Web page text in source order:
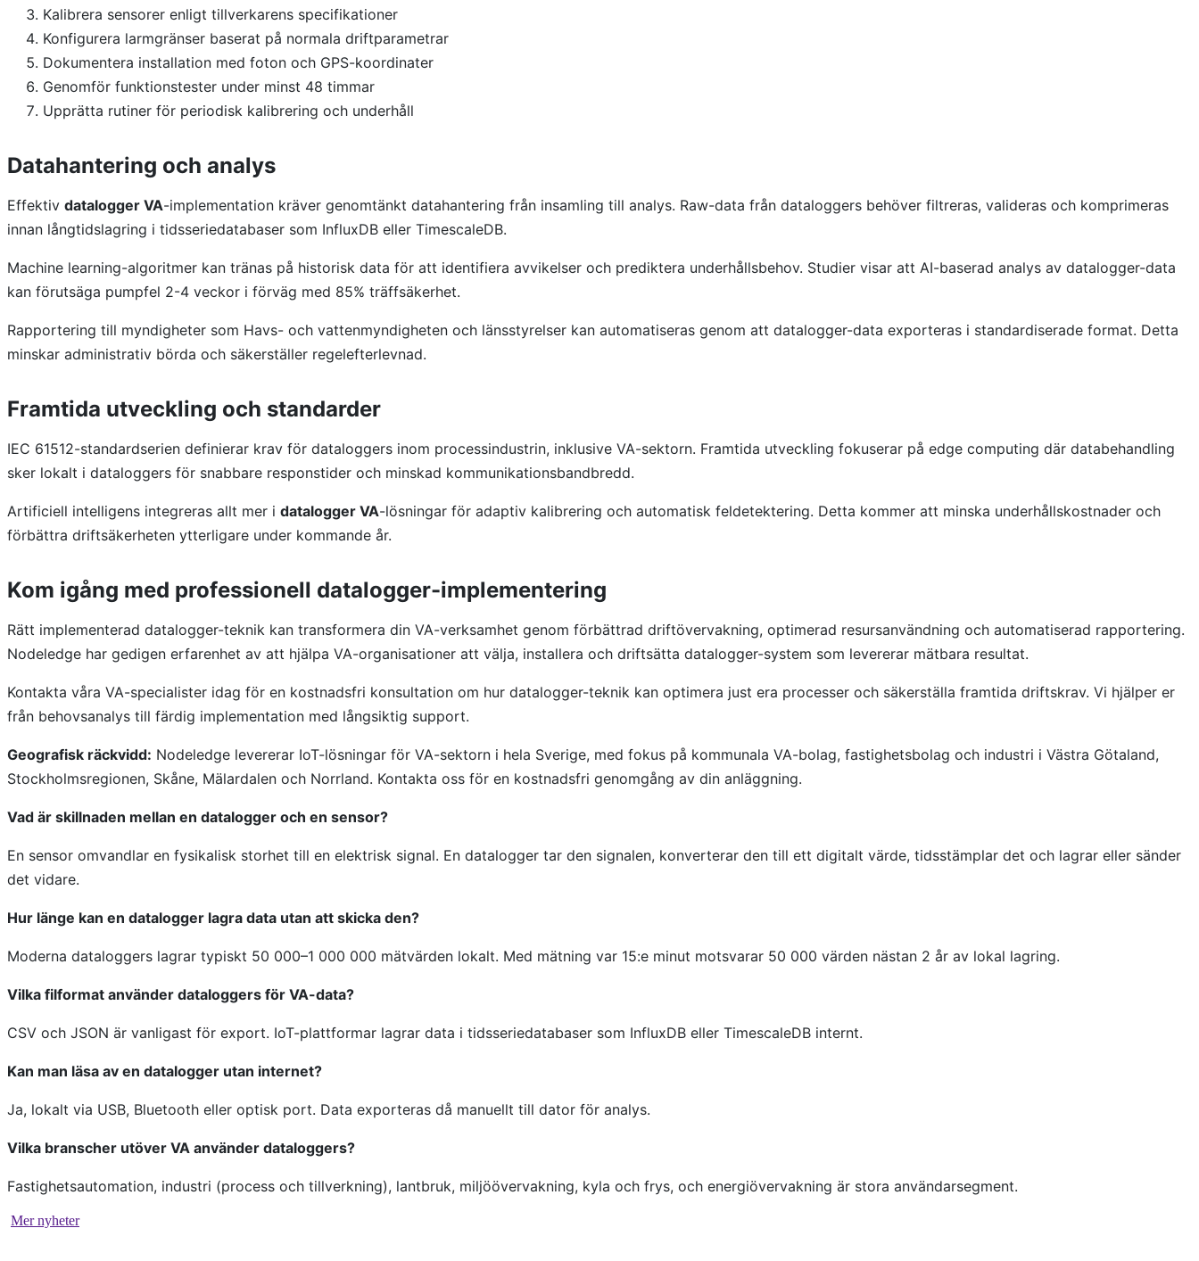
Kalibrera sensorer enligt tillverkarens specifikationer
Konfigurera larmgränser baserat på normala driftparametrar
Dokumentera installation med foton och GPS-koordinater
Genomför funktionstester under minst 48 timmar
Upprätta rutiner för periodisk kalibrering och underhåll
Datahantering och analys
Effektiv datalogger VA-implementation kräver genomtänkt datahantering från insamling till analys. Raw-data från dataloggers behöver filtreras, valideras och komprimeras
innan långtidslagring i tidsseriedatabaser som InfluxDB eller TimescaleDB.
Machine learning-algoritmer kan tränas på historisk data för att identifiera avvikelser och prediktera underhållsbehov. Studier visar att AI-baserad analys av datalogger-data
kan förutsäga pumpfel 2-4 veckor i förväg med 85% träffsäkerhet.
Rapportering till myndigheter som Havs- och vattenmyndigheten och länsstyrelser kan automatiseras genom att datalogger-data exporteras i standardiserade format. Detta
minskar administrativ börda och säkerställer regelefterlevnad.
Framtida utveckling och standarder
IEC 61512-standardserien definierar krav för dataloggers inom processindustrin, inklusive VA-sektorn. Framtida utveckling fokuserar på edge computing där databehandling
sker lokalt i dataloggers för snabbare responstider och minskad kommunikationsbandbredd.
Artificiell intelligens integreras allt mer i datalogger VA-lösningar för adaptiv kalibrering och automatisk feldetektering. Detta kommer att minska underhållskostnader och
förbättra driftsäkerheten ytterligare under kommande år.
Kom igång med professionell datalogger-implementering
Rätt implementerad datalogger-teknik kan transformera din VA-verksamhet genom förbättrad driftövervakning, optimerad resursanvändning och automatiserad rapportering.
Nodeledge har gedigen erfarenhet av att hjälpa VA-organisationer att välja, installera och driftsätta datalogger-system som levererar mätbara resultat.
Kontakta våra VA-specialister idag för en kostnadsfri konsultation om hur datalogger-teknik kan optimera just era processer och säkerställa framtida driftskrav. Vi hjälper er
från behovsanalys till färdig implementation med långsiktig support.
Geografisk räckvidd: Nodeledge levererar IoT-lösningar för VA-sektorn i hela Sverige, med fokus på kommunala VA-bolag, fastighetsbolag och industri i Västra Götaland,
Stockholmsregionen, Skåne, Mälardalen och Norrland. Kontakta oss för en kostnadsfri genomgång av din anläggning.
Vad är skillnaden mellan en datalogger och en sensor?
En sensor omvandlar en fysikalisk storhet till en elektrisk signal. En datalogger tar den signalen, konverterar den till ett digitalt värde, tidsstämplar det och lagrar eller sänder
det vidare.
Hur länge kan en datalogger lagra data utan att skicka den?
Moderna dataloggers lagrar typiskt 50 000–1 000 000 mätvärden lokalt. Med mätning var 15:e minut motsvarar 50 000 värden nästan 2 år av lokal lagring.
Vilka filformat använder dataloggers för VA-data?
CSV och JSON är vanligast för export. IoT-plattformar lagrar data i tidsseriedatabaser som InfluxDB eller TimescaleDB internt.
Kan man läsa av en datalogger utan internet?
Ja, lokalt via USB, Bluetooth eller optisk port. Data exporteras då manuellt till dator för analys.
Vilka branscher utöver VA använder dataloggers?
Fastighetsautomation, industri (process och tillverkning), lantbruk, miljöövervakning, kyla och frys, och energiövervakning är stora användarsegment.
Mer nyheter